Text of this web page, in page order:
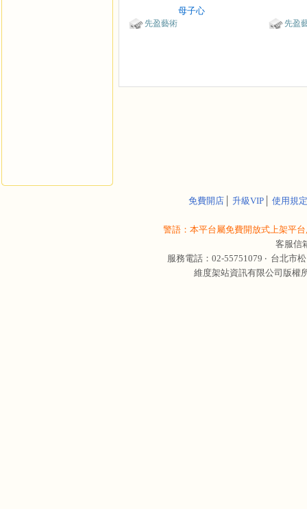
母子心
先盈藝術 先盈
免費開店│ 升級VIP│ 使用規定
警語：本平台屬免費開放式上架平
客服信
服務電話：02-55751079 ‧ 台北市
維度架站資訊有限公司版權